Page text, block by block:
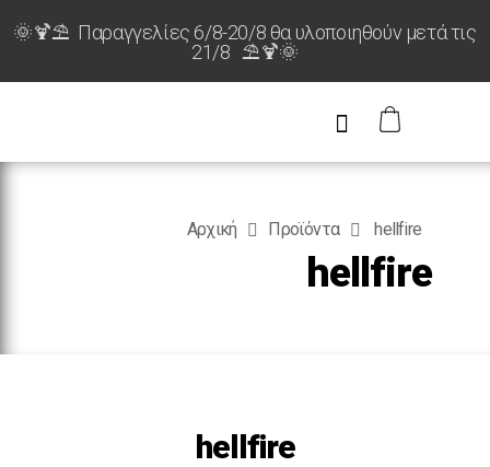
🌞🍹⛱️ Παραγγελίες 6/8-20/8 θα υλοποιηθούν μετά τις
21/8 ⛱️🍹🌞
Αρχική Προϊόντα hellfire
hellfire
hellfire